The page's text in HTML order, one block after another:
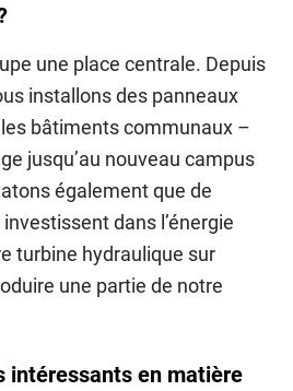
une place centrale. Depuis
installons des panneaux
bâtiments communaux –
jusqu’au nouveau campus
également que de
dans l’énergie
turbine hydraulique sur
une partie de notre
intéressants en matière